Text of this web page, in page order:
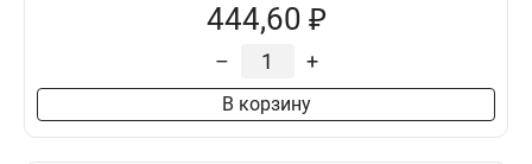
444,60 ₽
– +
В корзину